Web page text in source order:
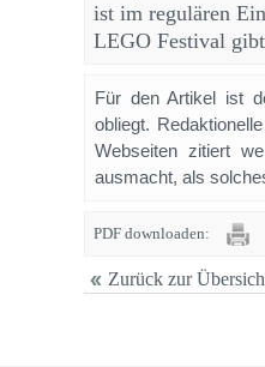
ist im regulären
LEGO Festival
Für den Artikel ist
obliegt.
Webseiten zitiert
ausmacht, als
PDF downloaden:
Zurück zur